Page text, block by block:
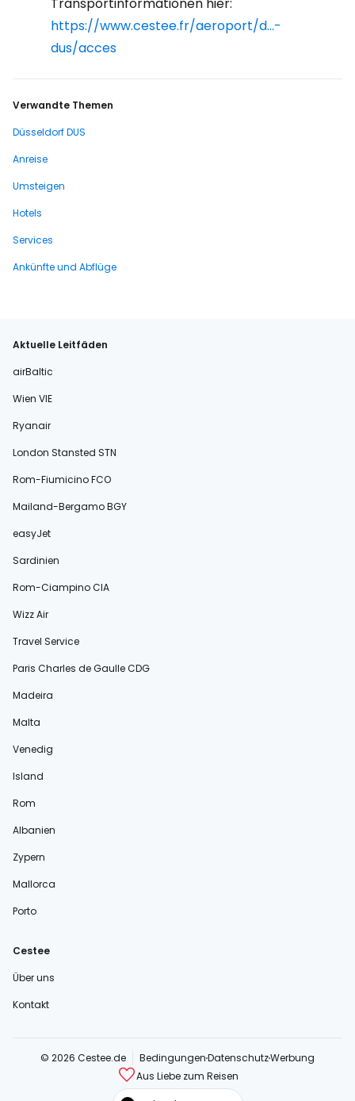
https://www.cestee.fr/aeroport/d...-
dus/acces
Verwandte Themen
Düsseldorf DUS
Anreise
Umsteigen
Hotels
Services
Ankünfte und Abflüge
Aktuelle Leitfäden
airBaltic
Wien VIE
Ryanair
London Stansted STN
Rom-Fiumicino FCO
Mailand-Bergamo BGY
easyJet
Sardinien
Rom-Ciampino CIA
Wizz Air
Travel Service
Paris Charles de Gaulle CDG
Madeira
Malta
Venedig
Island
Rom
Albanien
Zypern
Mallorca
Porto
Cestee
Über uns
Kontakt
© 2026 Cestee.de BedingungenDatenschutzWerbung
Aus Liebe zum Reisen
cestee.com